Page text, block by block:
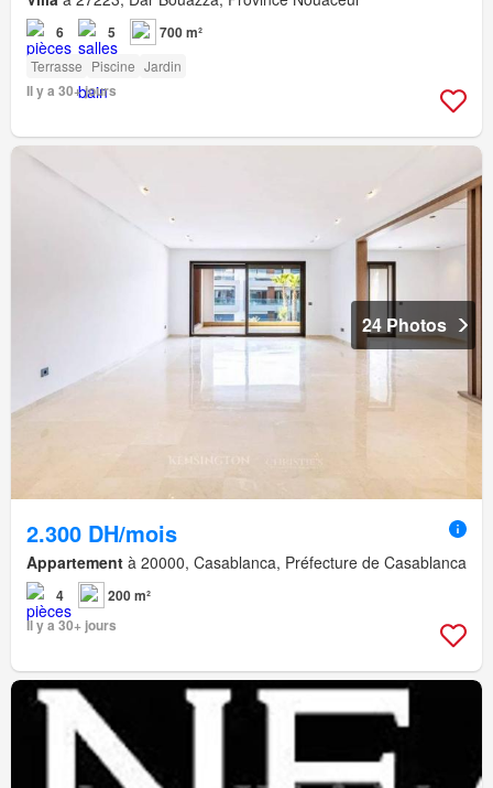
6 5 700 m²
Terrasse Piscine Jardin
Il y a 30+ jours
24 Photos
2.300 DH/mois
Appartement à 20000, Casablanca, Préfecture de Casablanca
4
200 m²
Il y a 30+ jours